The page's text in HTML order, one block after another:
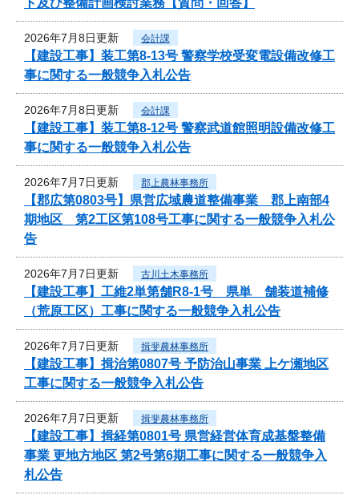
2026年7月8日更新 会計課
【建設工事】装工第8-13号 警察学校受変電設備改修工
事に関する一般競争入札公告
2026年7月8日更新 会計課
【建設工事】装工第8-12号 警察武道館照明設備改修工
事に関する一般競争入札公告
2026年7月7日更新 郡上農林事務所
【郡広第0803号】県営広域農道整備事業 郡上南部4
期地区 第2工区第108号工事に関する一般競争入札公
告
2026年7月7日更新 古川土木事務所
【建設工事】工維2単第舗R8-1号 県単 舗装道補修
（荒原工区）工事に関する一般競争入札公告
2026年7月7日更新 揖斐農林事務所
【建設工事】揖治第0807号 予防治山事業 上ケ瀬地区
工事に関する一般競争入札公告
2026年7月7日更新 揖斐農林事務所
【建設工事】揖経第0801号 県営経営体育成基盤整備
事業 更地方地区 第2号第6期工事に関する一般競争入
札公告